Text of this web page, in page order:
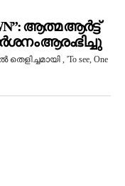
ആത്മ ആർട്ട്
ആരംഭിച്ചു
, 'To see, One